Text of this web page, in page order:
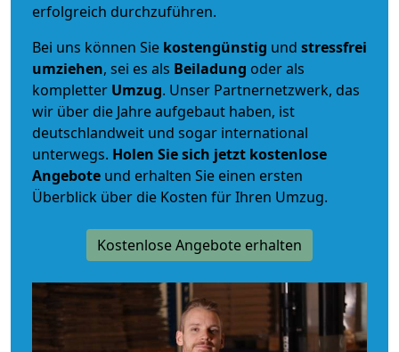
erfolgreich durchzuführen.
Bei uns können Sie kostengünstig und stressfrei
umziehen, sei es als Beiladung oder als
kompletter Umzug. Unser Partnernetzwerk, das
wir über die Jahre aufgebaut haben, ist
deutschlandweit und sogar international
unterwegs. Holen Sie sich jetzt kostenlose
Angebote und erhalten Sie einen ersten
Überblick über die Kosten für Ihren Umzug.
Kostenlose Angebote erhalten